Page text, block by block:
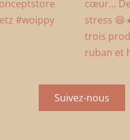
Suivez-nous